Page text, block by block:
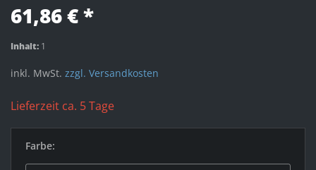
61,86 € *
Inhalt: 1
inkl. MwSt. zzgl. Versandkosten
Lieferzeit ca. 5 Tage
Farbe: